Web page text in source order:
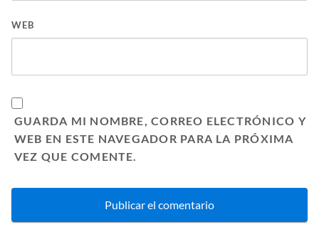
WEB
GUARDA MI NOMBRE, CORREO ELECTRÓNICO Y
WEB EN ESTE NAVEGADOR PARA LA PRÓXIMA
VEZ QUE COMENTE.